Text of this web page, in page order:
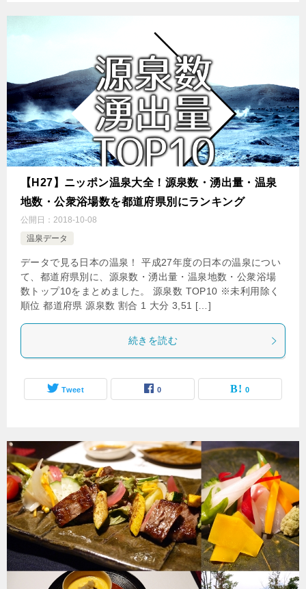
【H27】ニッポン温泉大全！源泉数・湧出量・温泉
地数・公衆浴場数を都道府県別にランキング
公開日： 2018-10-08
温泉データ
データで見る日本の温泉！ 平成27年度の日本の温泉につい
て、都道府県別に、源泉数・湧出量・温泉地数・公衆浴場
数トップ10をまとめました。 源泉数 TOP10 ※未利用除く
順位 都道府県 源泉数 割合 1 大分 3,51 […]
続きを読む
Tweet 0 0